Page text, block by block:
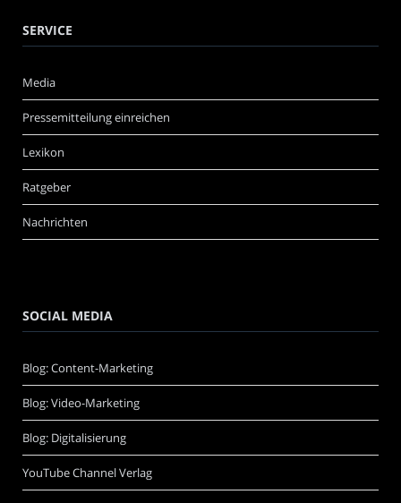
SERVICE
Media
Pressemitteilung einreichen
Lexikon
Ratgeber
Nachrichten
SOCIAL MEDIA
Blog: Content-Marketing
Blog: Video-Marketing
Blog: Digitalisierung
YouTube Channel Verlag